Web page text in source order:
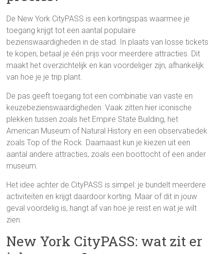
De New York CityPASS is een kortingspas waarmee je
toegang krijgt tot een aantal populaire
bezienswaardigheden in de stad. In plaats van losse tickets
te kopen, betaal je één prijs voor meerdere attracties. Dit
maakt het overzichtelijk en kan voordeliger zijn, afhankelijk
van hoe je je trip plant.
De pas geeft toegang tot een combinatie van vaste en
keuzebezienswaardigheden. Vaak zitten hier iconische
plekken tussen zoals het Empire State Building, het
American Museum of Natural History en een observatiedek
zoals Top of the Rock. Daarnaast kun je kiezen uit een
aantal andere attracties, zoals een boottocht of een ander
museum.
Het idee achter de CityPASS is simpel: je bundelt meerdere
activiteiten en krijgt daardoor korting. Maar of dit in jouw
geval voordelig is, hangt af van hoe je reist en wat je wilt
zien.
New York CityPASS: wat zit er